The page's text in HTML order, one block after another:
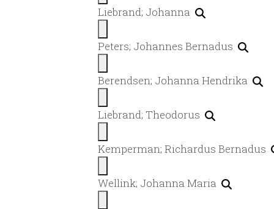
Liebrand; Johanna
Peters; Johannes Bernadus
Berendsen; Johanna Hendrika
Liebrand; Theodorus
Kemperman; Richardus Bernadus
Wellink; Johanna Maria